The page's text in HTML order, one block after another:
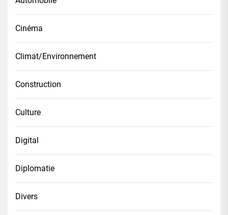
Cinéma
Climat/Environnement
Construction
Culture
Digital
Diplomatie
Divers